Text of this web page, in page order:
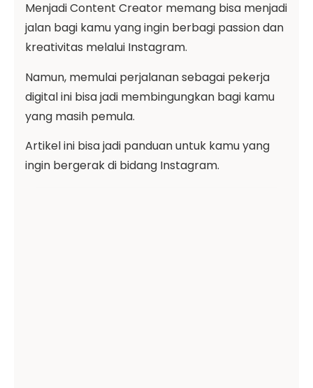
Menjadi Content Creator memang bisa menjadi
jalan bagi kamu yang ingin berbagi passion dan
kreativitas melalui Instagram.
Namun, memulai perjalanan sebagai pekerja
digital ini bisa jadi membingungkan bagi kamu
yang masih pemula.
Artikel ini bisa jadi panduan untuk kamu yang
ingin bergerak di bidang Instagram.